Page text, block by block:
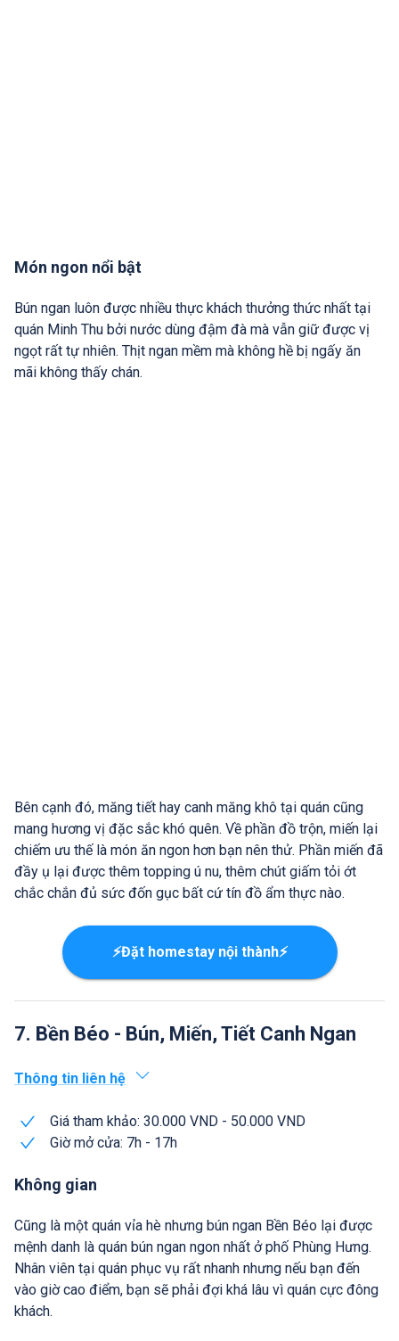
Món ngon nổi bật
Bún ngan luôn được nhiều thực khách thưởng thức nhất tại
quán Minh Thu bởi nước dùng đậm đà mà vẫn giữ được vị
ngọt rất tự nhiên. Thịt ngan mềm mà không hề bị ngấy ăn
mãi không thấy chán.
Bên cạnh đó, măng tiết hay canh măng khô tại quán cũng
mang hương vị đặc sắc khó quên. Về phần đồ trộn, miến lại
chiếm ưu thế là món ăn ngon hơn bạn nên thử. Phần miến đã
đầy ụ lại được thêm topping ú nu, thêm chút giấm tỏi ớt
chắc chắn đủ sức đốn gục bất cứ tín đồ ẩm thực nào.
⚡Đặt homestay nội thành⚡
7. Bền Béo - Bún, Miến, Tiết Canh Ngan
Thông tin liên hệ
Giá tham khảo: 30.000 VND - 50.000 VND
Giờ mở cửa: 7h - 17h
Không gian
Cũng là một quán vỉa hè nhưng bún ngan Bền Béo lại được
mệnh danh là quán bún ngan ngon nhất ở phố Phùng Hưng.
Nhân viên tại quán phục vụ rất nhanh nhưng nếu bạn đến
vào giờ cao điểm, bạn sẽ phải đợi khá lâu vì quán cực đông
khách.